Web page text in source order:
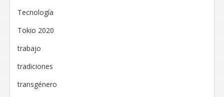
Tecnología
Tokio 2020
trabajo
tradiciones
transgénero